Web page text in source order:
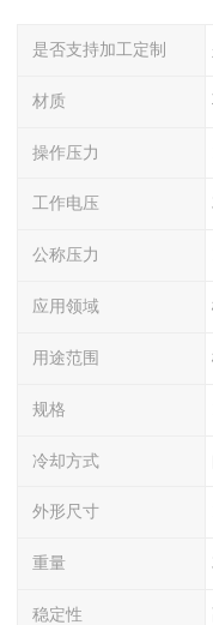
是否支持加工定制
材质
操作压力
工作电压
公称压力
应用领域
用途范围
规格
冷却方式
外形尺寸
重量
稳定性